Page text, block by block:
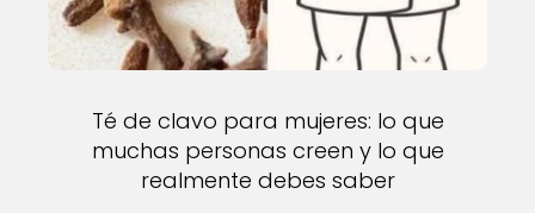
Té de clavo para mujeres: lo que
muchas personas creen y lo que
realmente debes saber